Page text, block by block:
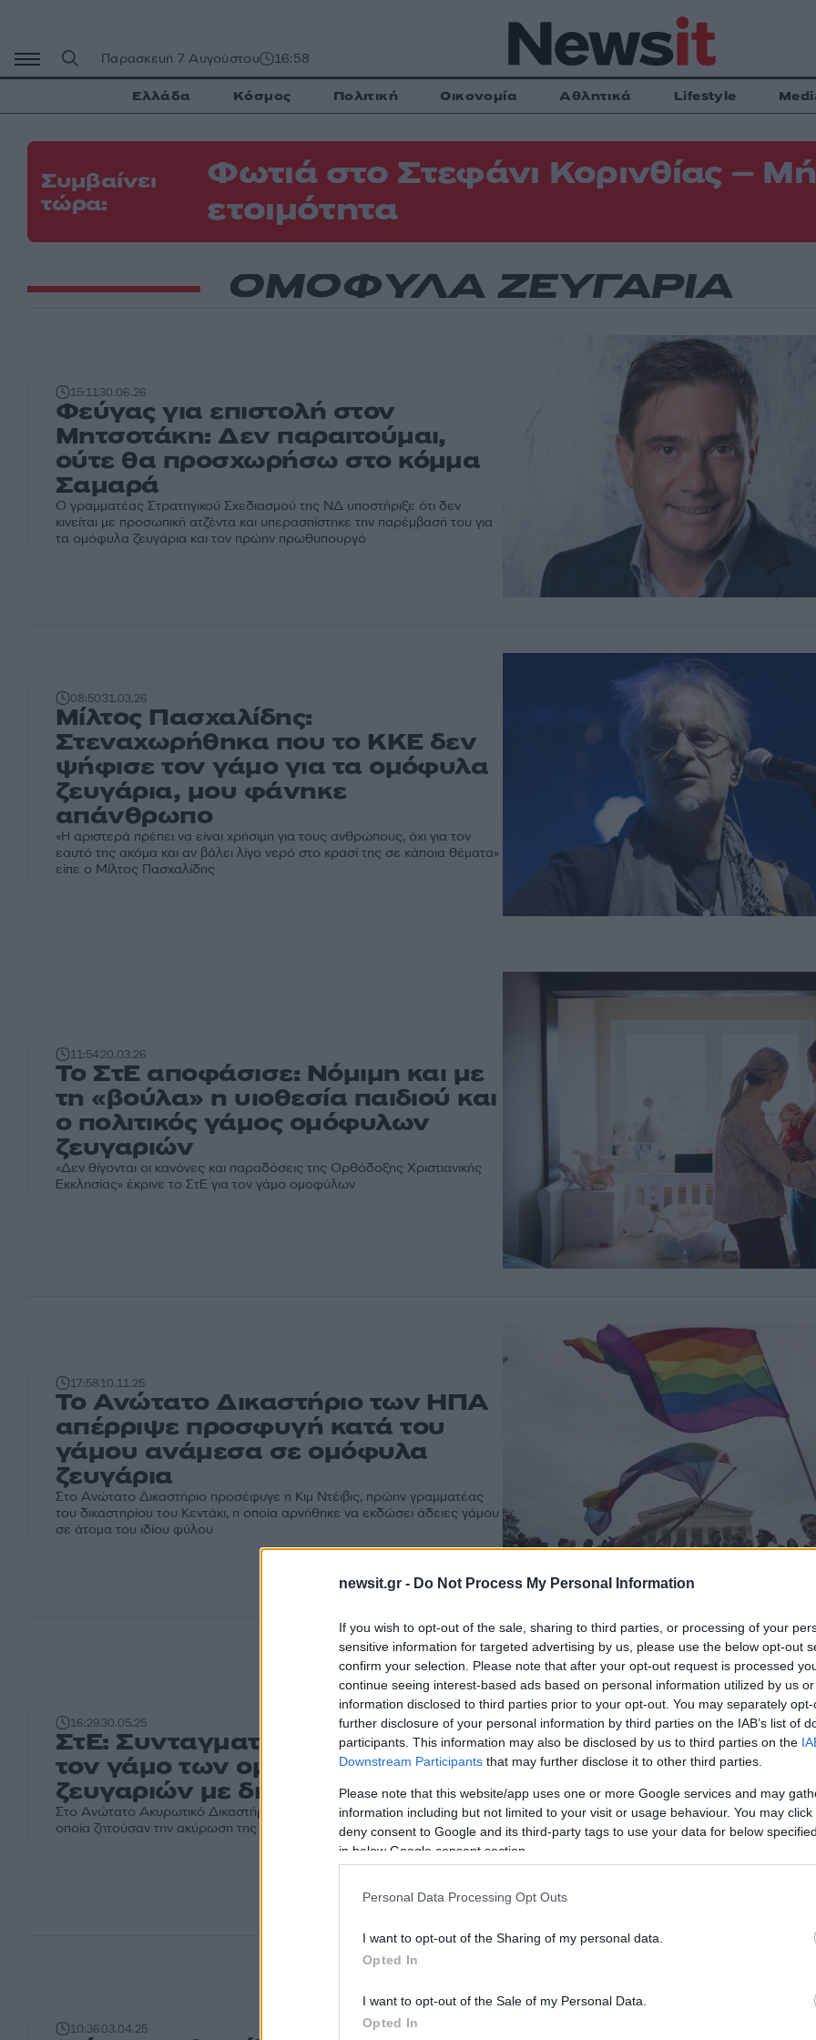
newsit.gr - Do Not Process My Personal Information
If you wish to opt-out of the sale, sharing to third parties, or processing of your
sensitive information for targeted advertising by us, please use the below opt-out
confirm your selection. Please note that after your opt-out request is processed
continue seeing interest-based ads based on personal information utilized by us
information disclosed to third parties prior to your opt-out. You may separately
further disclosure of your personal information by third parties on the IAB’s list of
participants. This information may also be disclosed by us to third parties on the
Downstream Participants that may further disclose it to other third parties.
Please note that this website/app uses one or more Google services and may
information including but not limited to your visit or usage behaviour. You may
deny consent to Google and its third-party tags to use your data for below
in below Google consent section.
Personal Data Processing Opt Outs
I want to opt-out of the Sharing of my personal data.
Opted In
I want to opt-out of the Sale of my Personal Data.
Opted In
περιεχόμενο
Παρασκευή 7 Αυγούστου 16:58
Ελλάδα Κόσμος Πολιτική Οικονομία Αθλητικά Lifestyle
Συμβαίνει
τώρα:
Φωτιά στο Στεφάνι Κορινθίας –
ετοιμότητα
ΟΜΟΦΥΛΑ ΖΕΥΓΑΡΙΑ
15:1130.06.26
Φεύγας για επιστολή στον
Μητσοτάκη: Δεν παραιτούμαι,
ούτε θα προσχωρήσω στο κόμμα
Σαμαρά
Ο γραμματέας Στρατηγικού Σχεδιασμού της ΝΔ υποστήριξε ότι δεν
κινείται με προσωπική ατζέντα και υπερασπίστηκε την παρέμβασή του για
τα ομόφυλα ζευγάρια και τον πρώην πρωθυπουργό
08:5031.03.26
Μίλτος Πασχαλίδης:
Στεναχωρήθηκα που το ΚΚΕ δεν
ψήφισε τον γάμο για τα ομόφυλα
ζευγάρια, μου φάνηκε
απάνθρωπο
«Η αριστερά πρέπει να είναι χρήσιμη για τους ανθρώπους, όχι για τον
εαυτό της ακόμα και αν βάλει λίγο νερό στο κρασί της σε κάποια θέματα»
είπε ο Μίλτος Πασχαλίδης
11:5420.03.26
Το ΣτΕ αποφάσισε: Νόμιμη και με
τη «βούλα» η υιοθεσία παιδιού και
ο πολιτικός γάμος ομόφυλων
ζευγαριών
«Δεν θίγονται οι κανόνες και παραδόσεις της Ορθόδοξης Χριστιανικής
Εκκλησίας» έκρινε το ΣτΕ για τον γάμο ομοφύλων
17:5810.11.25
Το Ανώτατο Δικαστήριο των ΗΠΑ
απέρριψε προσφυγή κατά του
γάμου ανάμεσα σε ομόφυλα
ζευγάρια
Στο Ανώτατο Δικαστήριο προσέφυγε η Κιμ Ντέιβις, πρώην γραμματέας
του δικαστηρίου του Κεντάκι, η οποία αρνήθηκε να εκδώσει άδειες γάμου
σε άτομα του ιδίου φύλου
16:2930.05.25
ΣτΕ: Συνταγματικός ο νόμος για
τον γάμο των ομόφυλων
ζευγαριών με δικαίωμα υιοθεσίας
Στο Ανώτατο Ακυρωτικό Δικαστήριο είχαν προσφύγει τρία σωματεία τα
οποία ζητούσαν την ακύρωση της απόφασης
10:3603.04.25